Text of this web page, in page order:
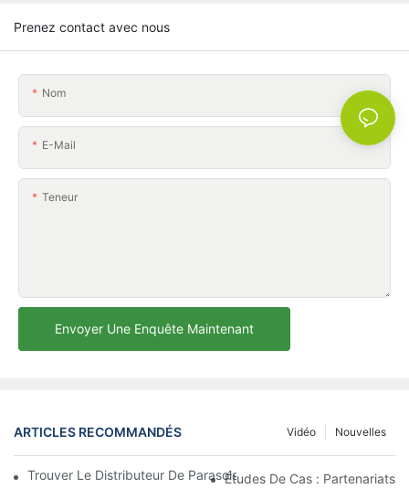
Prenez contact avec nous
Nom
E-Mail
Teneur
Envoyer Une Enquête Maintenant
ARTICLES RECOMMANDÉS Nouvelles
Vidéo
Trouver Le Distributeur De Parasols De Plage Idéal Pour Votre
Études De Cas : Partenariats